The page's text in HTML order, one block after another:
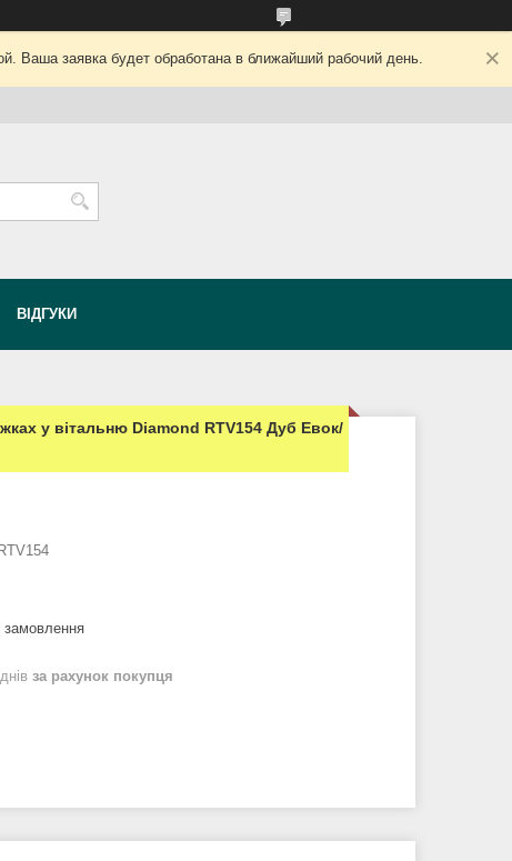
Ваша заявка будет обработана в ближайший рабочий день.
ВІДГУКИ
у вітальню Diamond RTV154 Дуб Евок/
замовлення
за рахунок покупця